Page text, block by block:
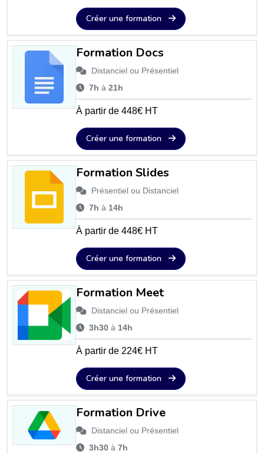
Créer une formation
Formation Docs
Distanciel ou Présentiel
7h à 21h
À partir de 448€ HT
Créer une formation
Formation Slides
Présentiel ou Distanciel
7h à 14h
À partir de 448€ HT
Créer une formation
Formation Meet
Distanciel ou Présentiel
3h30 à 14h
À partir de 224€ HT
Créer une formation
Formation Drive
Distanciel ou Présentiel
3h30 à 7h